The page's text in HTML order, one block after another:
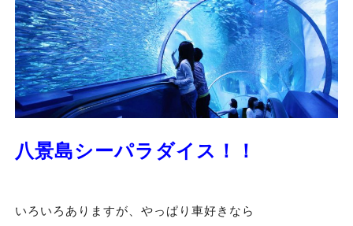
八景島シーパラダイス！！
いろいろありますが、やっぱり車好きなら